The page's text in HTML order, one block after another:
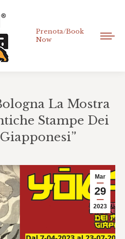
Prenota/Book
Now
La Mostra
Stampe Dei
Mar
29
2023